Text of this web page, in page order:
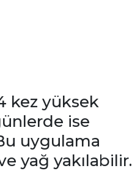
kez yüksek
ise
uygulama
yağ yakılabilir.